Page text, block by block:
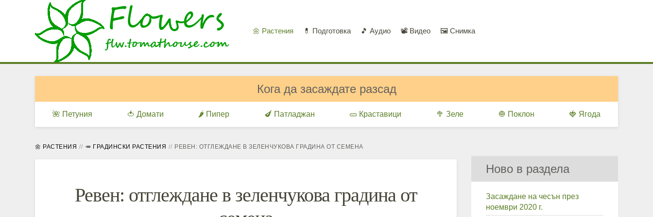
🌼 Растения 💊 Подготовка 🎵 Аудио 📽️ Видео 🖼️ Снимка
Кога да засаждате разсад
🌺 Петуния 🍅 Домати 🌶️ Пипер 🍆 Патладжан 🥒 Краставици 🥦 Зеле 🧅 Поклон 🍓 Ягода
🌼 РАСТЕНИЯ 🥕 ГРАДИНСКИ РАСТЕНИЯ РЕВЕН: ОТГЛЕЖДАНЕ В ЗЕЛЕНЧУКОВА ГРАДИНА ОТ СЕМЕНА
Ревен: отглеждане в зеленчукова градина от
Ново в раздела
Засаждане на чесън през
ноември 2020 г.